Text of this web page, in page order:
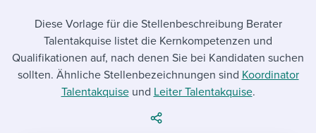
Mobilizing AI in my work
Evaluating candidates
Working together with others
Maintaining hiring pipelines
Job description templates
Interview question templates
Policy templates
I WANT TO LEARN ABOUT...
Applying for a job
Interview process
Attend webinars & events
Workable customer stories
Explore Workable
Diese Vorlage für die Stellenbeschreibung Berater
Talentakquise listet die Kernkompetenzen und
Qualifikationen auf, nach denen Sie bei Kandidaten suchen
sollten. Ähnliche Stellenbezeichnungen sind Koordinator
Talentakquiseund Leiter Talentakquise.